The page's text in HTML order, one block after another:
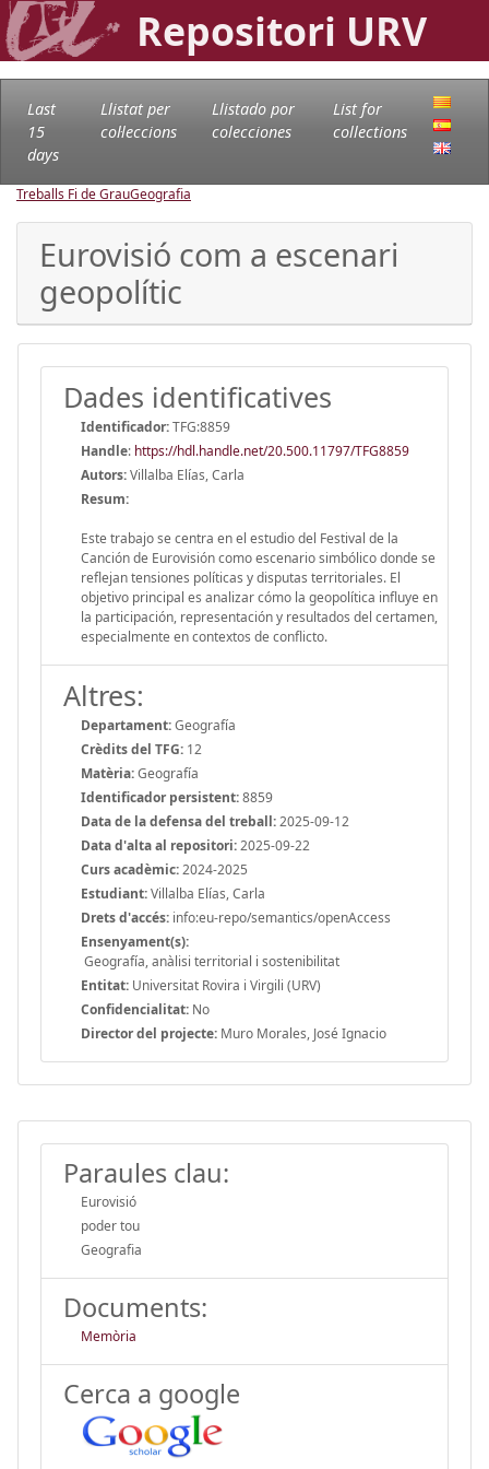
Repositori URV
Last
15
days
Llistat per
col·leccions
Llistado por
colecciones
List for
collections
Treballs Fi de GrauGeografia
Eurovisió com a escenari
geopolític
Dades identificatives
Identificador:TFG:8859
Handle: https://hdl.handle.net/20.500.11797/TFG8859
Autors:Villalba Elías, Carla
Resum:
Este trabajo se centra en el estudio del Festival de la
Canción de Eurovisión como escenario simbólico donde se
reflejan tensiones políticas y disputas territoriales. El
objetivo principal es analizar cómo la geopolítica influye en
la participación, representación y resultados del certamen,
especialmente en contextos de conflicto.
Altres:
Departament:Geografía
Crèdits del TFG: 12
Matèria:Geografía
Identificador persistent:8859
Data de la defensa del treball:2025-09-12
Data d'alta al repositori:2025-09-22
Curs acadèmic:2024-2025
Estudiant:Villalba Elías, Carla
Drets d'accés: info:eu-repo/semantics/openAccess
Ensenyament(s):
Geografía, anàlisi territorial i sostenibilitat
Entitat: Universitat Rovira i Virgili (URV)
Confidencialitat: No
Director del projecte: Muro Morales, José Ignacio
Paraules clau:
Eurovisió
poder tou
Geografia
Documents:
Memòria
Cerca a google